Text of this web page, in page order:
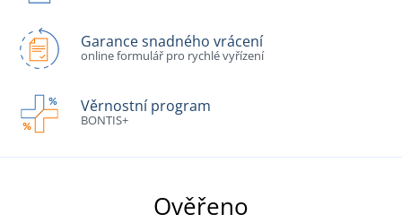
Garance snadného vrácení
online formulář pro rychlé vyřízení
Věrnostní program
BONTIS+
Ověřeno